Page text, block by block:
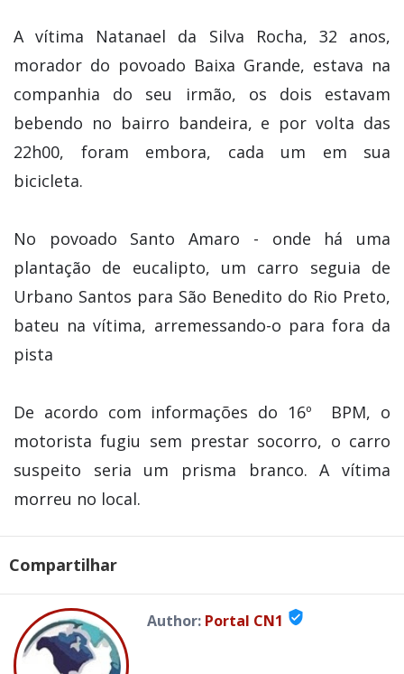
A vítima Natanael da Silva Rocha, 32 anos,
morador do povoado Baixa Grande, estava na
companhia do seu irmão, os dois estavam
bebendo no bairro bandeira, e por volta das
22h00, foram embora, cada um em sua
bicicleta.
No povoado Santo Amaro - onde há uma
plantação de eucalipto, um carro seguia de
Urbano Santos para São Benedito do Rio Preto,
bateu na vítima, arremessando-o para fora da
pista
De acordo com informações do 16º BPM, o
motorista fugiu sem prestar socorro, o carro
suspeito seria um prisma branco. A vítima
morreu no local.
Compartilhar
Author: Portal CN1 verified_user